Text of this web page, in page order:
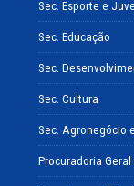
Sec. Esporte e
Sec. Educação
Sec.
Sec. Cultura
Sec. Agronegócio
Procuradoria